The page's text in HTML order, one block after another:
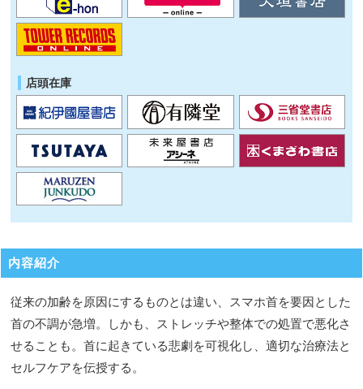
店頭在庫
内容紹介
従来の加齢を原因にするものとは違い、スマホ首を要因とした
首の不調が急増。しかも、ストレッチや整体での処置で悪化さ
せることも。首に起きている悲劇を可視化し、適切な治療法と
セルフケアを伝授する。